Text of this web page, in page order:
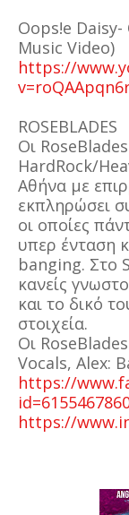
Oops!e
Music Video)
https://
ROSEBLADES
Οι
HardRock/
Αθήνα με
εκπληρώσει
οι οποίες
υπερ ένταση
banging. Στο
κανείς
και το δικό
στοιχεία.
Οι
Vocals, Alex:
https://
https://